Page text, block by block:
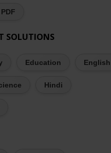
SOLUTIONS
Education English
Hindi